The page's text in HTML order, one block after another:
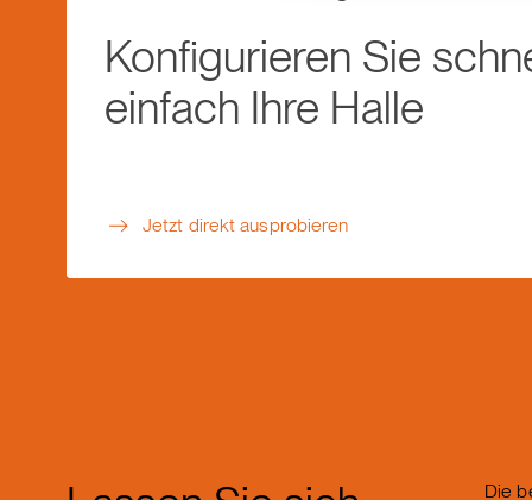
Konfigurieren Sie
einfach Ihre Halle
Jetzt direkt ausprobieren
Die